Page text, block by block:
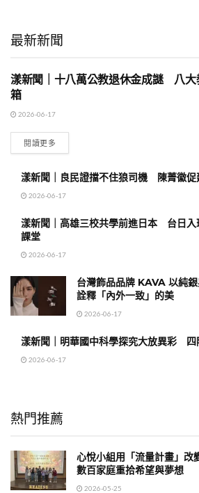
最新新聞
地方時事
漾新聞｜十八萬公教退休金成謎 八大
箱
2026-06-17
閱讀更多
漾新聞｜良民證擋不住狼司機 陳菁徽促
2026-06-17
漾新聞｜高雄三校共學前進日本 台日入
課堂
2026-06-17
台灣飾品品牌 KAVA 以純
詮釋「內外一致」的美
2026-06-17
漾新聞｜明華國中科學探究大放異彩 四
2026-06-17
熱門推薦
心悅小組用「流量計畫」
數百家庭重拾希望與夢想
2026-05-25